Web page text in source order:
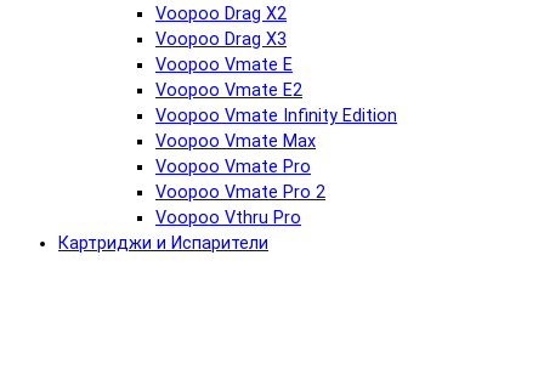
Voopoo Drag X2
Voopoo Drag X3
Voopoo Vmate E
Voopoo Vmate E2
Voopoo Vmate Infinity Edition
Voopoo Vmate Max
Voopoo Vmate Pro
Voopoo Vmate Pro 2
Voopoo Vthru Pro
Картриджи и Испарители